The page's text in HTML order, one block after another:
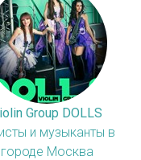
Group DOLLS
и музыканты в
городе Москва